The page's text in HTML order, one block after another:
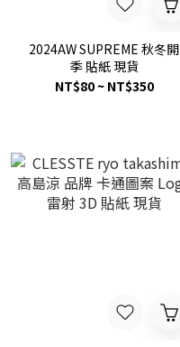
2024AW SUPREME 秋冬開
季 貼紙 現貨
NT$80 ~ NT$350